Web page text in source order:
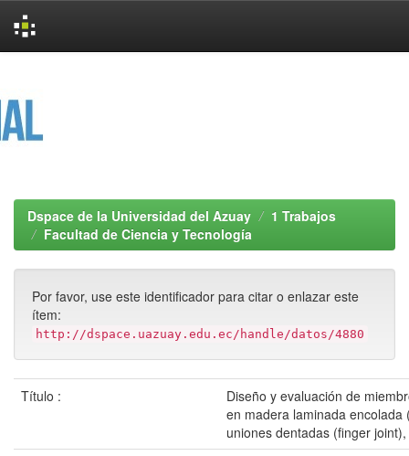
Dspace de la Universidad del Azuay
1 Trabajos
Facultad de Ciencia y Tecnología
Por favor, use este identificador para citar o enlazar este
ítem:
http://dspace.uazuay.edu.ec/handle/datos/4880
Título :
Diseño y evaluación de
en madera laminada encolada
uniones dentadas (finger